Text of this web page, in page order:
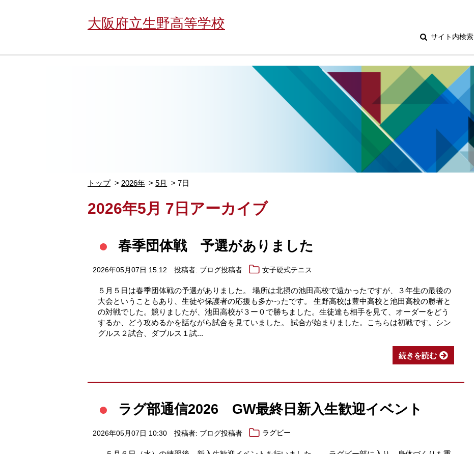
大阪府立生野高等学校
サイト内検索
トップ 2026年 5月 7日
2026年5月 7日アーカイブ
春季団体戦 予選がありました
2026年05月07日 15:12 投稿者: ブログ投稿者 女子硬式テニス
５月５日は春季団体戦の予選がありました。 場所は北摂の池田高校で遠かったですが、３年生の最後の
大会ということもあり、生徒や保護者の応援も多かったです。 生野高校は豊中高校と池田高校の勝者と
の対戦でした。競りましたが、池田高校が３ー０で勝ちました。生徒達も相手を見て、オーダーをどう
するか、どう攻めるかを話ながら試合を見ていました。 試合が始まりました。こちらは初戦です。シン
グルス２試合、ダブルス１試...
続きを読む
ラグ部通信2026 GW最終日新入生歓迎イベント
2026年05月07日 10:30 投稿者: ブログ投稿者 ラグビー